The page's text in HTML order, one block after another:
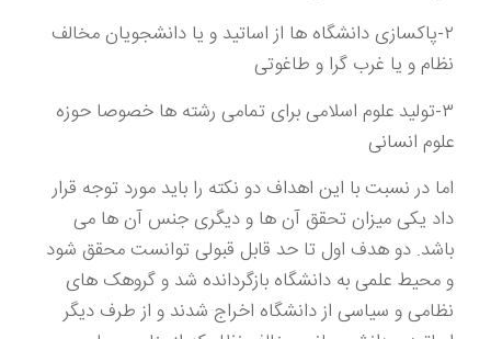
۲-پاکسازی دانشگاه ها از اساتید و یا دانشجویان مخالف
نظام و یا غرب گرا و طاغوتی
۳-تولید علوم اسلامی برای تمامی رشته ها خصوصا حوزه
علوم انسانی
اما در نسبت با این اهداف دو نکته را باید مورد توجه قرار
داد یکی میزان تحقق آن ها و دیگری جنس آن ها می
باشد. دو هدف اول تا حد قابل قبولی توانست محقق شود
و محیط علمی به دانشگاه بازگردانده شد و گروهک های
نظامی و سیاسی از دانشگاه اخراج شدند و از طرف دیگر